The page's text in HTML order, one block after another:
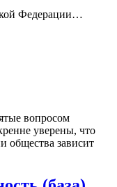
Федерации…
вопросом
уверены, что
общества зависит